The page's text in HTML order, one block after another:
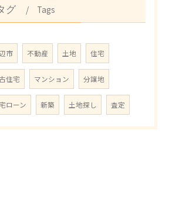
グ Tags
市 不動産 土地 住宅
住宅 マンション 分譲地
ローン 新築 土地探し 査定